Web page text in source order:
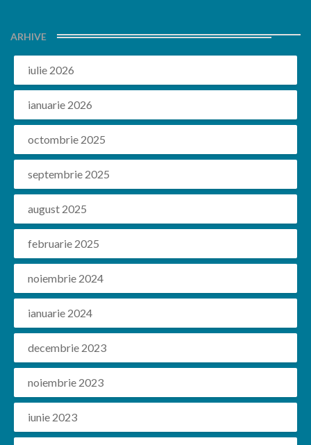
ARHIVE
iulie 2026
ianuarie 2026
octombrie 2025
septembrie 2025
august 2025
februarie 2025
noiembrie 2024
ianuarie 2024
decembrie 2023
noiembrie 2023
iunie 2023